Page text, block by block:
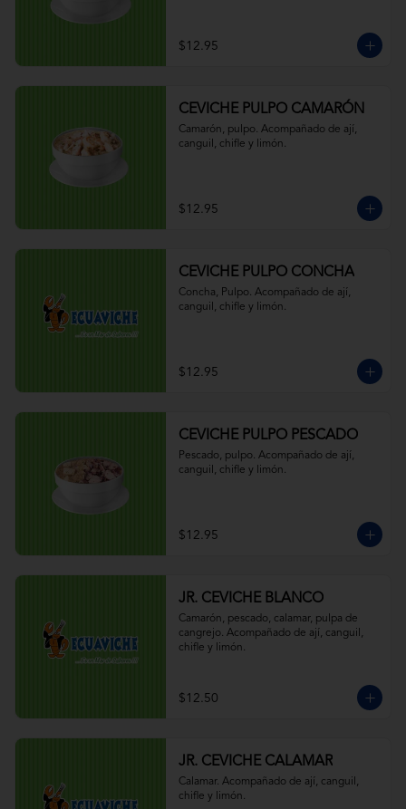
$12.95
CEVICHE PULPO CAMARÓN
Camarón, pulpo. Acompañado de ají,
canguil, chifle y limón.
$12.95
CEVICHE PULPO CONCHA
Concha, Pulpo. Acompañado de ají,
canguil, chifle y limón.
$12.95
CEVICHE PULPO PESCADO
Pescado, pulpo. Acompañado de ají,
canguil, chifle y limón.
$12.95
JR. CEVICHE BLANCO
Camarón, pescado, calamar, pulpa de
cangrejo. Acompañado de ají, canguil,
chifle y limón.
$12.50
JR. CEVICHE CALAMAR
Calamar. Acompañado de ají, canguil,
chifle y limón.